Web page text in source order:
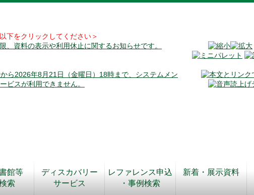
下をクリックしてください＞
、資料の表示や利用休止に関するお知らせです。
ら2026年8月21日（金曜日）18時まで、システムメン
ビスが利用できません。
館等
索
ディスカバリー
サービス
レファレンス申込
・事例検索
新着・展示資料